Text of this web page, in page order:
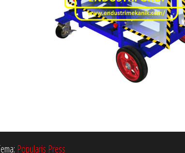
Popularis Press